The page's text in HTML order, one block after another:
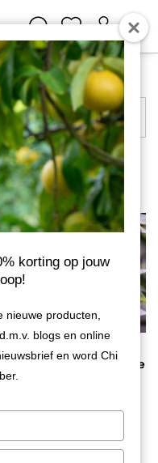
wij bij Chi prachtige
We krijgen
we graag iets terug
de lente bij iedere
korting op jouw
nieuwe producten,
blogs en online
en word Chi